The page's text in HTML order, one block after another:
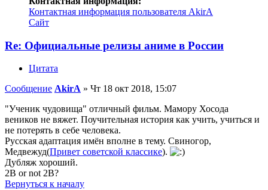
Контактная информация пользователя AkirA
Сайт
Re: Официальные релизы аниме в России
Цитата
Сообщение AkirA » Чт 18 окт 2018, 15:07
"Ученик чудовища" отличный фильм. Мамору Хосода
веников не вяжет. Поучительная история как учить, учиться и
не потерять в себе человека.
Русская адаптация имён вполне в тему. Свиногор,
Медвежуд(Привет советской классике).
Дубляж хороший.
2B or not 2B?
Вернуться к началу